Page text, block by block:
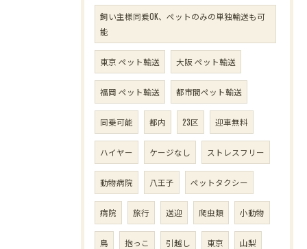
飼い主様同乗OK、ペットのみの単独輸送も可
能
東京 ペット輸送 大阪 ペット輸送
福岡 ペット輸送 都市間ペット輸送
同乗可能 都内 23区 迎車無料
ハイヤー ケージなし ストレスフリー
動物病院 八王子 ペットタクシー
病院 旅行 送迎 爬虫類 小動物
鳥 抱っこ 引越し 東京 山梨